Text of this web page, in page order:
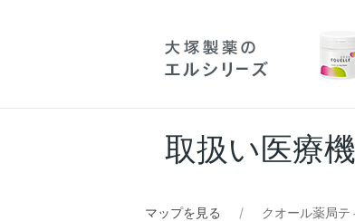
取扱い医療
マップを見る クオール薬局テ